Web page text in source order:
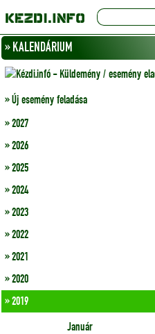
» KALENDÁRIUM
» Új esemény feladása
» 2027
» 2026
» 2025
» 2024
» 2023
» 2022
» 2021
» 2020
» 2019
Január